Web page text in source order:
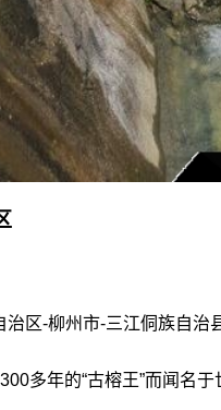
治区-柳州市-三江侗族自治
多年的“古榕王”而闻名